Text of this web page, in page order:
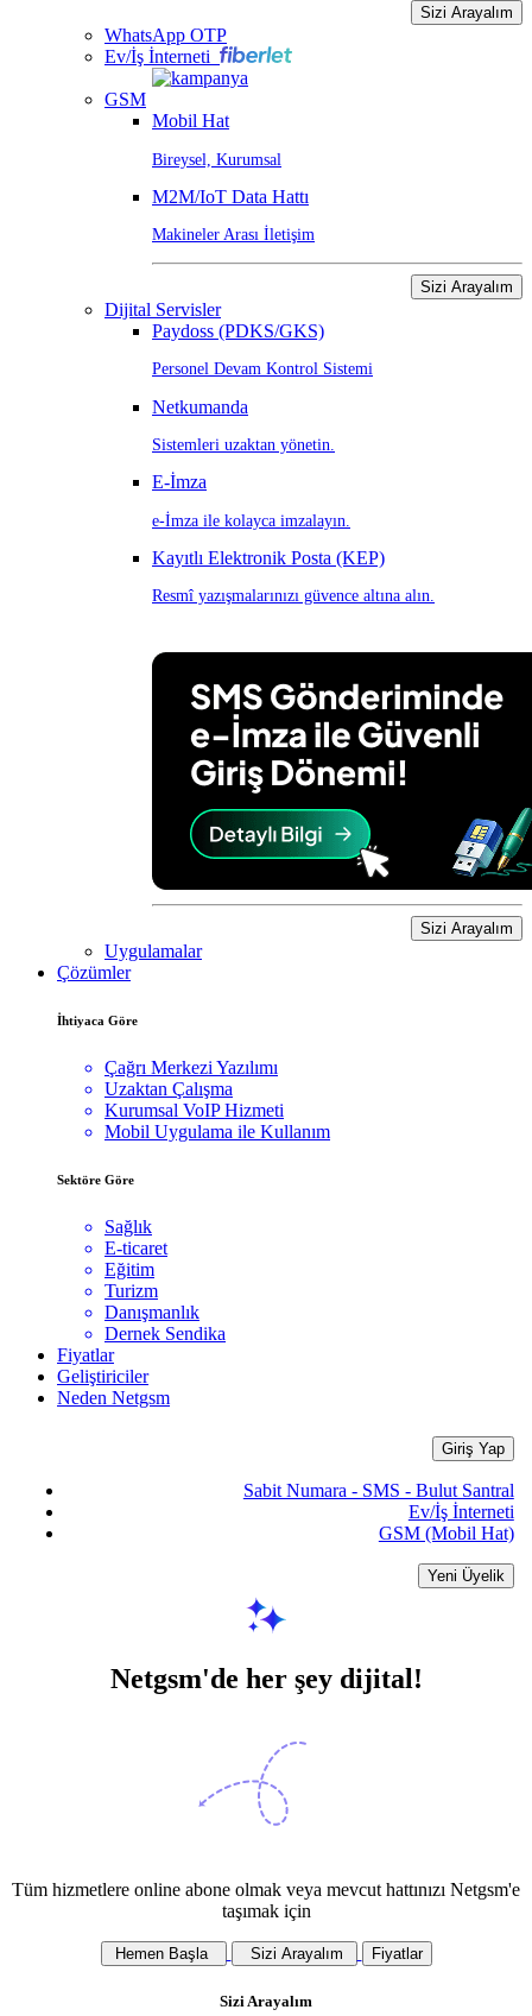
Sizi Arayalım
WhatsApp OTP
Ev/İş İnterneti
GSM
Mobil Hat
Bireysel, Kurumsal
M2M/IoT Data Hattı
Makineler Arası İletişim
Sizi Arayalım
Dijital Servisler
Paydoss (PDKS/GKS)
Personel Devam Kontrol Sistemi
Netkumanda
Sistemleri uzaktan yönetin.
E-İmza
e-İmza ile kolayca imzalayın.
Kayıtlı Elektronik Posta (KEP)
Resmî yazışmalarınızı güvence altına alın.
Sizi Arayalım
Uygulamalar
Çözümler
İhtiyaca Göre
Çağrı Merkezi Yazılımı
Uzaktan Çalışma
Kurumsal VoIP Hizmeti
Mobil Uygulama ile Kullanım
Sektöre Göre
Sağlık
E-ticaret
Eğitim
Turizm
Danışmanlık
Dernek Sendika
Fiyatlar
Geliştiriciler
Neden Netgsm
Giriş Yap
Sabit Numara - SMS - Bulut Santral
Ev/İş İnterneti
GSM (Mobil Hat)
Yeni Üyelik
Netgsm'de her şey dijital!
Tüm hizmetlere online abone olmak veya mevcut hattınızı Netgsm'e
taşımak için
Hemen Başla Sizi Arayalım Fiyatlar
Sizi Arayalım